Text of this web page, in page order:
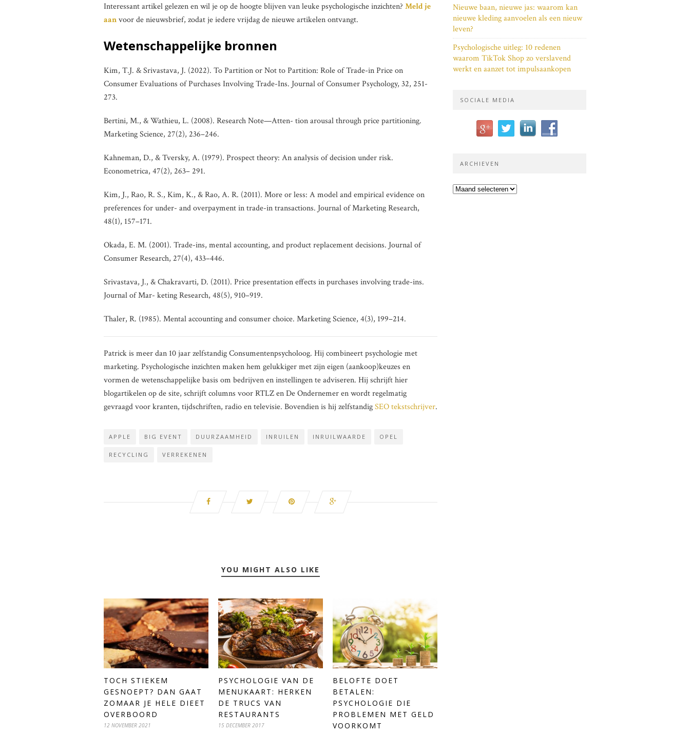
Interessant artikel gelezen en wil je op de hoogte blijven van leuke psychologische inzichten? Meld je
aanvoor de nieuwsbrief, zodat je iedere vrijdag de nieuwe artikelen ontvangt.
Wetenschappelijke bronnen
Kim, T.J. & Srivastava, J. (2022). To Partition or Not to Partition: Role of Trade-in Price on
Consumer Evaluations of Purchases Involving Trade-Ins. Journal of Consumer Psychology, 32, 251-
273.
Bertini, M., & Wathieu, L. (2008). Research Note—Atten- tion arousal through price partitioning.
Marketing Science, 27(2), 236–246.
Kahneman, D., & Tversky, A. (1979). Prospect theory: An analysis of decision under risk.
Econometrica, 47(2), 263– 291.
Kim, J., Rao, R. S., Kim, K., & Rao, A. R. (2011). More or less: A model and empirical evidence on
preferences for under- and overpayment in trade-in transactions. Journal of Marketing Research,
48(1), 157–171.
Okada, E. M. (2001). Trade-ins, mental accounting, and product replacement decisions. Journal of
Consumer Research, 27(4), 433–446.
Srivastava, J., & Chakravarti, D. (2011). Price presentation effects in purchases involving trade-ins.
Journal of Mar- keting Research, 48(5), 910–919.
Thaler, R. (1985). Mental accounting and consumer choice. Marketing Science, 4(3), 199–214.
Patrick is meer dan 10 jaar zelfstandig Consumentenpsycholoog. Hij combineert psychologie met
marketing. Psychologische inzichten maken hem gelukkiger met zijn eigen (aankoop)keuzes en
vormen de wetenschappelijke basis om bedrijven en instellingen te adviseren. Hij schrijft hier
blogartikelen op de site, schrijft columns voor RTLZ en De Ondernemer en wordt regelmatig
gevraagd voor kranten, tijdschriften, radio en televisie. Bovendien is hij zelfstandigSEO tekstschrijver.
APPLE BIG EVENT DUURZAAMHEID INRUILEN INRUILWAARDE OPEL
RECYCLING VERREKENEN
YOU MIGHT ALSO LIKE
TOCH STIEKEM
GESNOEPT? DAN GAAT
ZOMAAR JE HELE DIEET
OVERBOORD
12 NOVEMBER 2021
PSYCHOLOGIE VAN DE
MENUKAART: HERKEN
DE TRUCS VAN
RESTAURANTS
15 DECEMBER 2017
BELOFTE DOET
BETALEN:
PSYCHOLOGIE DIE
PROBLEMEN MET GELD
VOORKOMT
Nieuwe baan, nieuwe jas: waarom kan
nieuwe kleding aanvoelen als een nieuw
leven?
Psychologische uitleg: 10 redenen
waarom TikTok Shop zo verslavend
werkt en aanzet tot impulsaankopen
SOCIALE MEDIA
ARCHIEVEN
Archieven